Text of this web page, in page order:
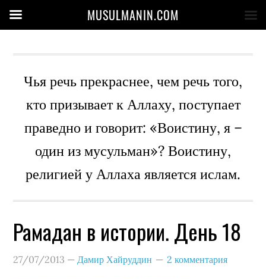
Чья речь прекраснее, чем речь того,
кто призывает к Аллаху, поступает
праведно и говорит: «Воистину, я –
один из мусульман»? Воистину,
религией у Аллаха является ислам.
Рамадан в истории. День 18
27/07/2013 —Дамир Хайруддин 2 комментария
MUSULMANIN.COM